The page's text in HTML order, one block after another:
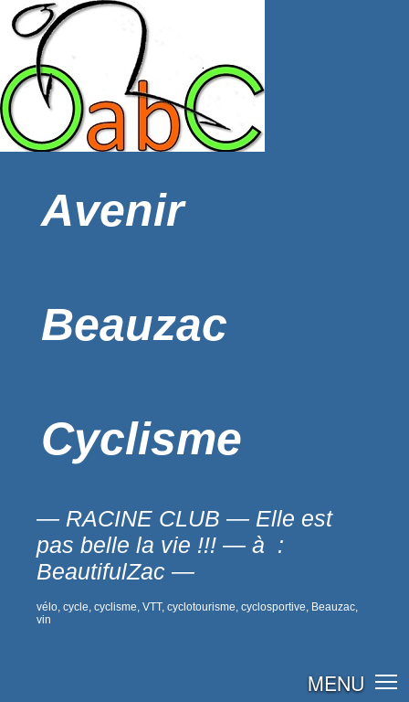
Avenir
Beauzac
Cyclisme
— RACINE CLUB — Elle est
pas belle la vie !!! — à :
BeautifulZac —
vélo, cycle, cyclisme, VTT, cyclotourisme, cyclosportive, Beauzac,
vin
MENU